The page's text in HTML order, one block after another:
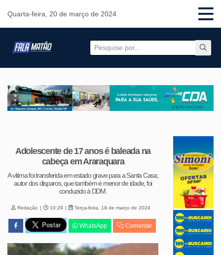
Quarta-feira, 20 de março de 2024
Adolescente de 17 anos é baleada na
cabeça em Araraquara
A vítima foi transferida em estado grave para a Santa Casa;
autor dos disparos, que também é menor de idade, foi
conduzido à DDM.
Redação 10:29 Terça-feira, 19 de março de 2024
WhatsApp Comentar